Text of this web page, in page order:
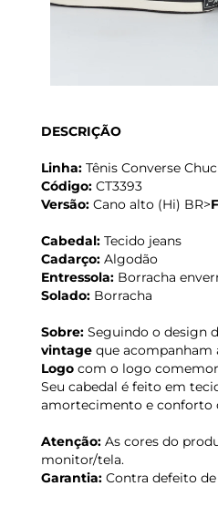
DESCRIÇÃO
Linha: Tênis Converse
Código: CT3393
Versão: Cano alto (Hi) BR>
Cabedal: Tecido jeans
Cadarço: Algodão
Entressola: Borracha
Solado: Borracha
Sobre: Seguindo o design
vintage que acompanham
Logo com o logo
Seu cabedal é feito em
amortecimento e conforto
Atenção: As cores do
monitor/tela.
Garantia: Contra defeito